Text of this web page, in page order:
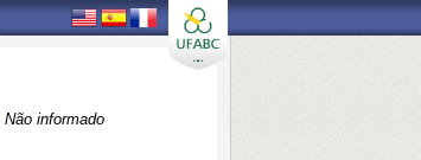
Não informado